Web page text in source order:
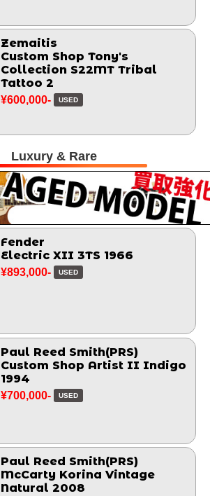
Zemaitis
Custom Shop Tony's
Collection S22MT Tribal
Tattoo 2
¥600,000- USED
Luxury & Rare
Fender
Electric XII 3TS 1966
¥893,000- USED
Paul Reed Smith(PRS)
Custom Shop Artist II Indigo
1994
¥700,000- USED
Paul Reed Smith(PRS)
McCarty Korina Vintage
Natural 2008